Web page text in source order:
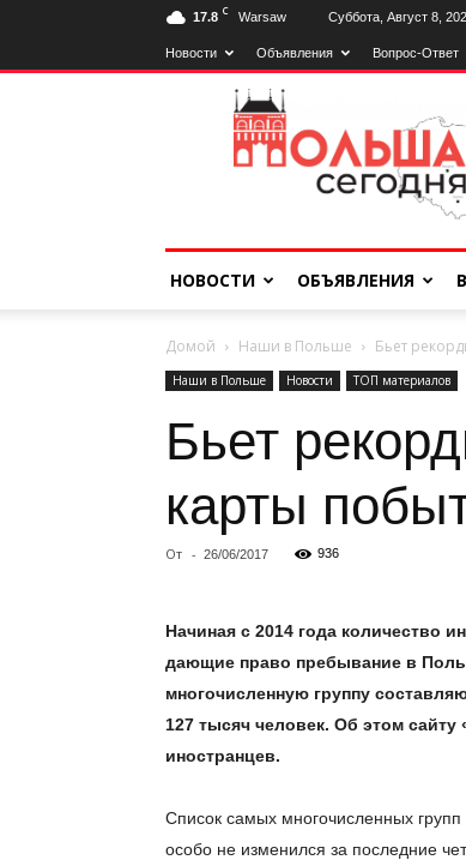
17.8 C Warsaw Суббота, Август 8,
Новости Объявления Вопрос-Ответ
Польща
Сьогодні
НОВОСТИ ОБЪЯВЛЕНИЯ
Домой Наши в Польше Бьет
Наши в Польше Новости ТОП материалов
Бьет
карты
От - 26/06/2017 936
Начиная с 2014 года количество
дающие право пребывание в
многочисленную группу
127 тысяч человек. Об этом
иностранцев.
Список самых многочисленных
особо не изменился за последние